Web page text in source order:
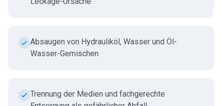
Absaugen von Hydrauliköl, Wasser und Öl-
Wasser-Gemischen
Trennung der Medien und fachgerechte